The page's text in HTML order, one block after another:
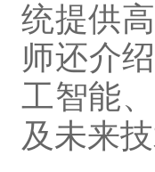
统提供
师还介
工智能
及未来